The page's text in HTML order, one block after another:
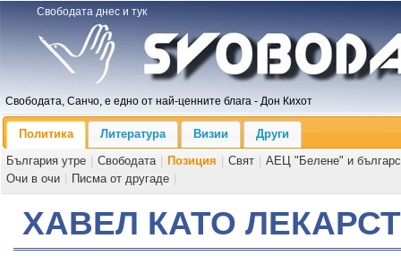
Свободата днес и тук
Свободата, Санчо, е едно от най-ценните блага - Дон Кихот
Политика Литература Визии
Други
България утре
Свободата Позиция Свят
АЕЦ "Белене" и
Очи в очи
Писма от другаде
ХАВЕЛ КАТО